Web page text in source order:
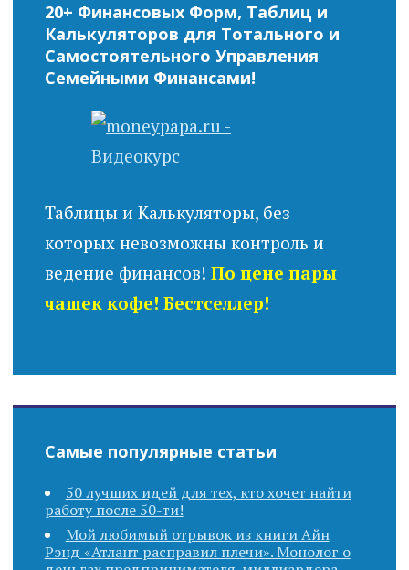
20+ Финансовых Форм, Таблиц и
Калькуляторов для Тотального и
Самостоятельного Управления
Семейными Финансами!
Таблицы и Калькуляторы, без
которых невозможны контроль и
ведение финансов! По цене пары
чашек кофе! Бестселлер!
Самые популярные статьи
50 лучших идей для тех, кто хочет найти
работу после 50-ти!
Мой любимый отрывок из книги Айн
Рэнд «Атлант расправил плечи». Монолог о